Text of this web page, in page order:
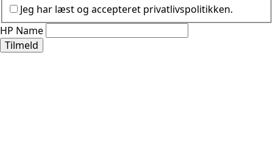
Jeg har læst og accepteret privatlivspolitikken.
HP Name
Tilmeld